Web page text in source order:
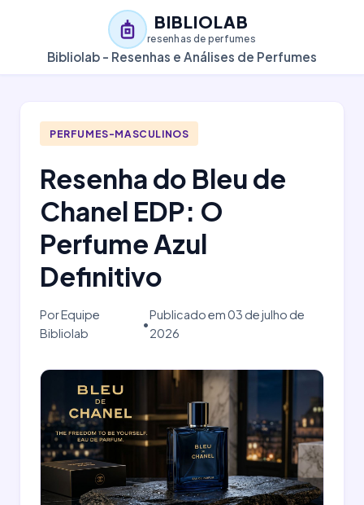
BIBLIOLAB
resenhas de perfumes
Bibliolab - Resenhas e Análises de Perfumes
PERFUMES-MASCULINOS
Resenha do Bleu de
Chanel EDP: O
Perfume Azul
Definitivo
Por Equipe
Bibliolab
•
Publicado em 03 de julho de
2026